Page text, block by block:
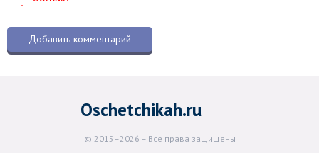
Oschetchikah.ru
© 2015–2026 – Все права защищены